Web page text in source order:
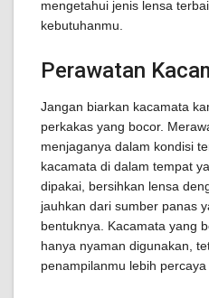
mengetahui jenis lensa
kebutuhanmu.
Perawatan
Jangan biarkan kacamata
perkakas yang bocor.
menjaganya dalam kondisi
kacamata di dalam tempat
dipakai, bersihkan lensa
jauhkan dari sumber panas
bentuknya. Kacamata yang
hanya nyaman digunakan,
penampilanmu lebih percaya